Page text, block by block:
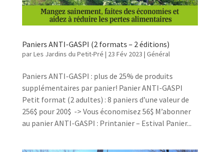
Paniers ANTI-GASPI (2 formats – 2 éditions)
parLes Jardins du Petit-Pré | 23 Fév 2023 | Général
Paniers ANTI-GASPI : plus de 25% de produits
supplémentaires par panier! Panier ANTI-GASPI
Petit format (2 adultes) : 8 paniers d’une valeur de
256$ pour 200$ -> Vous économisez 56$ M’abonner
au panier ANTI-GASPI : Printanier – Estival Panier...